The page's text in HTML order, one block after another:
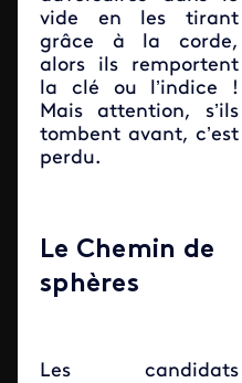
vide en les tirant
grâce à la corde,
alors ils remportent
la clé ou l’indice !
Mais attention, s’ils
tombent avant, c’est
perdu.
Le Chemin de
sphères
Les candidats